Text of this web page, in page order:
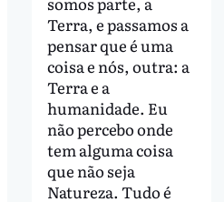
Terra, e passamos a
pensar que é uma
coisa e nós, outra: a
Terra e a
humanidade. Eu
não percebo onde
tem alguma coisa
que não seja
Natureza. Tudo é